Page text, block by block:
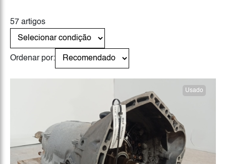
57 artigos
Ordenar por:
Usado